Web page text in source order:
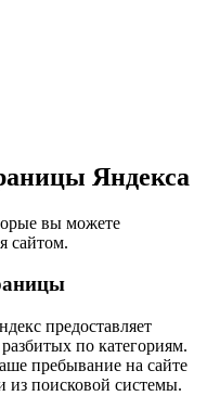
Яндекса
вы можете
сайтом.
предоставляет
по категориям.
пребывание на сайте
поисковой системы.